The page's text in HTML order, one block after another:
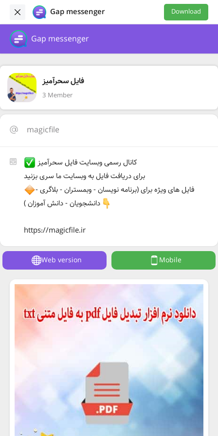
Gap messenger Download
Gap messenger
فایل سحرآمیز
3 Member
magicfile
کانال رسمی وبسایت فایل سحرآمیز
برای دریافت فایل به وبسایت ما سری بزنید
فایل های ویژه برای (برنامه نویسان - وبمستران - بلاگری -
دانشجویان - دانش آموزان )
https://magicfile.ir
Web version Mobile